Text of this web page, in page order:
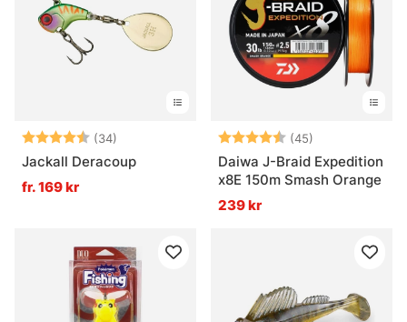
JDM ofta en trygg väg. Särskilt när vikten ska ner utan att
känslan blir tunn.
I praktiken passar JDM-utrustning bra när balans, snabb
respons och finmaskig kontroll väger tyngre än rå kraft.
Det kan vara vid finessefiske, hårt trimmade jiggupplägg
eller när ett spö ska ladda mjukt men ändå ha sting nog
kvar. Vissa detaljer är små på pappret, men ganska stora i
verkligheten. Det är sånt som märks efter några kast.
» JDM fiskespön
Betyg: (34)
4.8 utav 5 stjärnor
Jackall Deracoup
fr. 169 kr
Betyg: (45)
Daiwa J-Braid Expedition
x8E 150m Smash Orange
239 kr